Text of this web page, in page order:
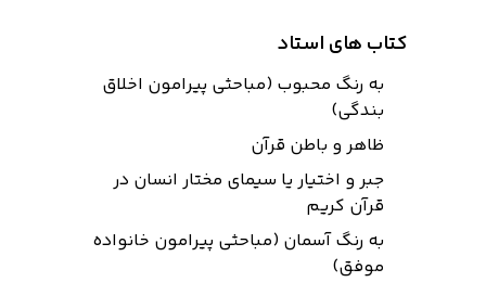
کتاب های استاد
به رنگ محبوب (مباحثی پیرامون اخلاق
بندگی)
ظاهر و باطن قرآن
جبر و اختیار یا سیمای مختار انسان در
قرآن کریم
به رنگ آسمان (مباحثی پیرامون خانواده
موفق)